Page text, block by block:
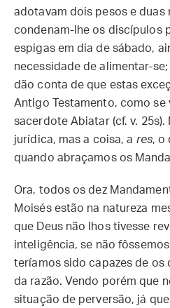
adotavam dois pesos e duas
condenam-lhe os discípulos
espigas em dia de sábado,
necessidade de alimentar-
dão conta de que estas
Antigo Testamento, como se
sacerdote Abiatar (cf. v.
jurídica, mas a coisa, a res, o
quando abraçamos os
Ora, todos os dez
Moisés estão na natureza
que Deus não lhos tivesse
inteligência, se não
teríamos sido capazes de os
da razão. Vendo porém que
situação de perversão, já